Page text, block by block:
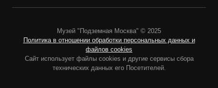
Музей "Подземная Москва" © 2025
Политика в отношении обработки персональных данных и
файлов cookies
Сайт использует файлы cookies и другие сервисы сбора
технических данных его Посетителей.